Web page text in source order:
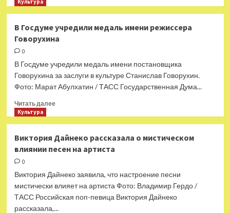
фильмов
про
Культура
В Госдуме учредили медаль имени режиссера
Говорухина
0
В Госдуме учредили медаль имени постановщика
Говорухина за заслуги в культуре Станислав Говорухин.
Фото: Марат Абулхатин / ТАСС Государственная Дума...
Читать далееПрочитать
Госдуме
учредили
имени
Говорухина
Культура
Виктория Дайнеко рассказала о мистическом
влиянии песен на артиста
0
Виктория Дайнеко заявила, что настроение песни
мистически влияет на артиста Фото: Владимир Гердо /
ТАСС Российская поп-певица Виктория Дайнеко
рассказала,...